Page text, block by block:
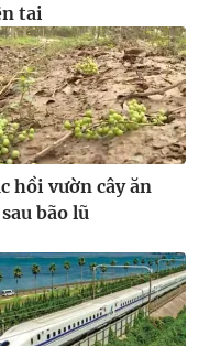
không có sự chấp
khi phát hành lại
tai
hồi vườn cây ăn
bão lũ